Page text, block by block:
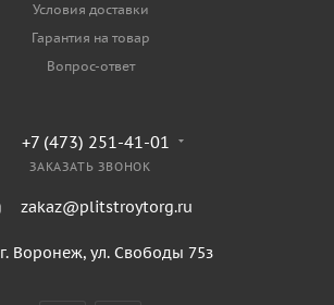
Условия доставки
Гарантия на товар
Вопрос-ответ
+7 (473) 251-41-01
ЗАКАЗАТЬ ЗВОНОК
zakaz@plitstroytorg.ru
г. Воронеж, ул. Свободы 75з